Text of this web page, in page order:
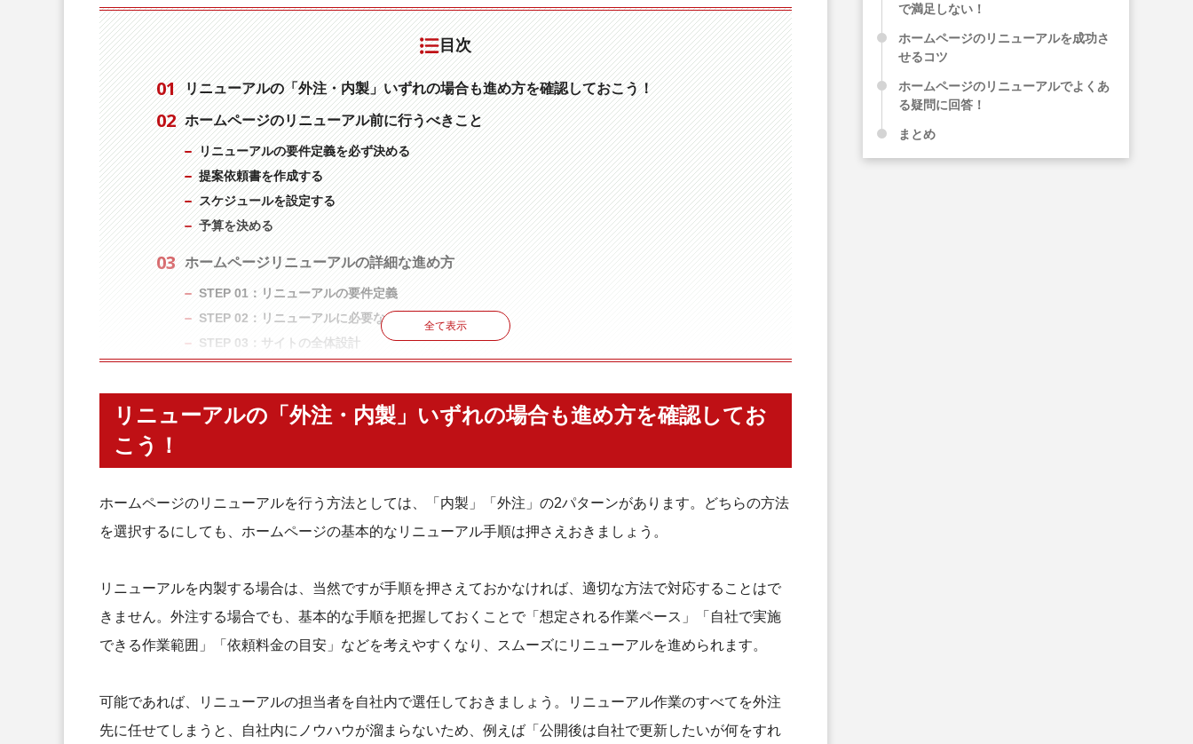
目次
リニューアルの「外注・内製」いずれの場合も進め方を確認しておこう！
ホームページのリニューアル前に行うべきこと
リニューアルの要件定義を必ず決める
提案依頼書を作成する
スケジュールを設定する
予算を決める
ホームページリニューアルの詳細な進め方
STEP 01：リニューアルの要件定義
STEP 02：リニューアルに必要な人員の確保
STEP 03：サイトの全体設計
STEP 04：実際のリニューアル作業
STEP 05：納品
ホームページをリニューアルしただけで満足しない！
ホームページのリニューアルを成功させるコツ
デザインは見た目だけでなく「UX」の観点でリニューアルする
リニューアルの目的に沿った制作会社へ依頼する
全て表示
リニューアルの「外注・内製」いずれの場合も進め方を確認してお
こう！
ホームページのリニューアルを行う方法としては、「内製」「外注」の2パターンがあります。どちらの方法
を選択するにしても、ホームページの基本的なリニューアル手順は押さえおきましょう。
リニューアルを内製する場合は、当然ですが手順を押さえておかなければ、適切な方法で対応することはで
きません。外注する場合でも、基本的な手順を把握しておくことで「想定される作業ペース」「自社で実施
できる作業範囲」「依頼料金の目安」などを考えやすくなり、スムーズにリニューアルを進められます。
可能であれば、リニューアルの担当者を自社内で選任しておきましょう。リニューアル作業のすべてを外注
先に任せてしまうと、自社内にノウハウが溜まらないため、例えば「公開後は自社で更新したいが何をすれ
で満足しない！
ホームページのリニューアルを成功さ
せるコツ
ホームページのリニューアルでよくあ
る疑問に回答！
まとめ